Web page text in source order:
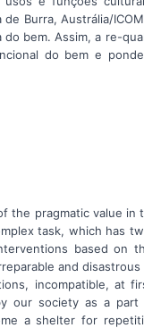
Burra, Austrália/
bem. Assim, a re-
do bem e
pragmatic value in
task, which has
based on
and disastrous
incompatible, at
our society as a
a shelter for